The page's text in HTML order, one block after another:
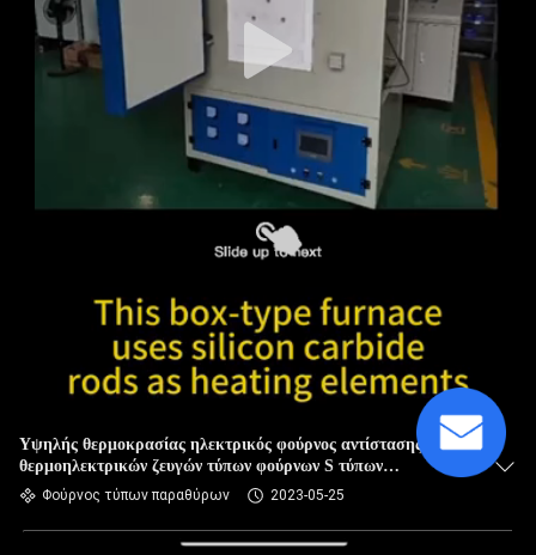
Υψηλής θερμοκρασίας ηλεκτρικός φούρνος αντίστασης
θερμοηλεκτρικών ζευγών τύπων φούρνων S τύπων
παραθύρων θερμικής επεξεργασίας 1400C
Φούρνος τύπων παραθύρων 2023-05-25